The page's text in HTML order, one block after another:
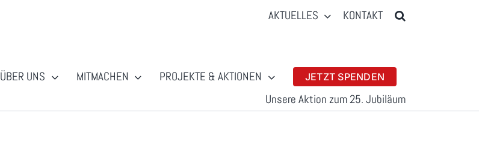
AKTUELLES KONTAKT
ÜBER UNS MITMACHEN PROJEKTE & AKTIONEN JETZT SPENDEN
Unsere Aktion zum 25. Jubiläum